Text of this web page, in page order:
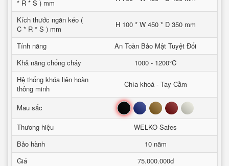
* R * S ) mm
Kích thước ngăn kéo (
C * R * S ) mm
H 100 * W 450 * D 350 mm
Tính năng
An Toàn Bảo Mật Tuyệt Đối
Khả năng chống cháy
1000 - 1200°C
Hệ thống khóa liên hoàn
thông minh
Chìa khoá - Tay Cầm
Mầu sắc Đen Xanh Nâu Đỏ Trắng
Thương hiệu
WELKO Safes
Bảo hành
10 năm
Giá
75.000.000đ